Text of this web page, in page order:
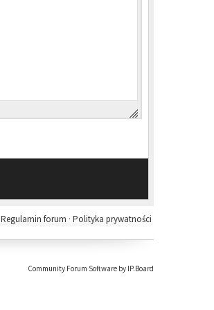
Polityka prywatności
Regulamin forum ·
Community Forum Software by IP.Board